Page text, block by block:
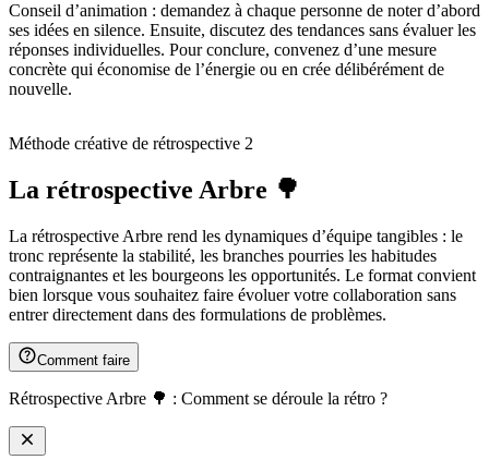
Conseil d’animation : demandez à chaque personne de noter d’abord
ses idées en silence. Ensuite, discutez des tendances sans évaluer les
réponses individuelles. Pour conclure, convenez d’une mesure
concrète qui économise de l’énergie ou en crée délibérément de
nouvelle.
Méthode créative de rétrospective 2
La rétrospective Arbre 🌳
La rétrospective Arbre rend les dynamiques d’équipe tangibles : le
tronc représente la stabilité, les branches pourries les habitudes
contraignantes et les bourgeons les opportunités. Le format convient
bien lorsque vous souhaitez faire évoluer votre collaboration sans
entrer directement dans des formulations de problèmes.
Comment faire
Rétrospective Arbre 🌳 : Comment se déroule la rétro ?